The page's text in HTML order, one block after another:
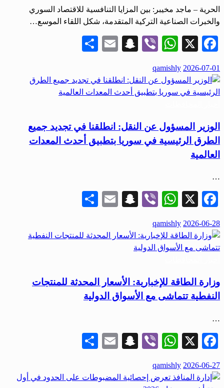
الحرية – ماجد مخيبر: بين المزايا التنافسية للاقتصاد السوري
والخبرات الصناعية التركية المتقدمة، شكل اللقاء الموسع…
Facebook
X
WhatsApp
Viber
Snapchat
Email
نُشر
في
2026-07-01
qamishly
الوزير المسؤول عن النقل: انطلقنا في تجديد جميع
الطرق الرئيسية في سوريا بتطبيق أحدث المعدات
العالمية
…
Facebook
X
WhatsApp
Viber
Snapchat
Email
نُشر
في
2026-06-28
qamishly
وزارة الطاقة للإخبارية: الأسعار المحدثة للمنتجات
النفطية تتماشى مع الأسواق الدولية
…
Facebook
X
WhatsApp
Viber
Snapchat
Email
نُشر
في
2026-06-27
qamishly